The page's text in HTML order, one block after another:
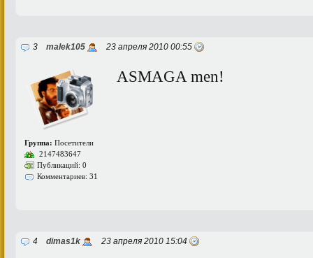
3 malek105 23 апреля 2010 00:55
Группа: Посетители
2147483647
Публикаций: 0
Комментариев: 31
ASMAGA men!
4 dimas1k 23 апреля 2010 15:04